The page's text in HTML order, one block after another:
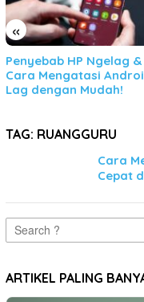
«
Penyebab HP Ngelag &
Cara Mengatasi
Lag dengan Mudah!
TAG: RUANGGURU
Cara
Cepat
Search
for:
ARTIKEL PALING